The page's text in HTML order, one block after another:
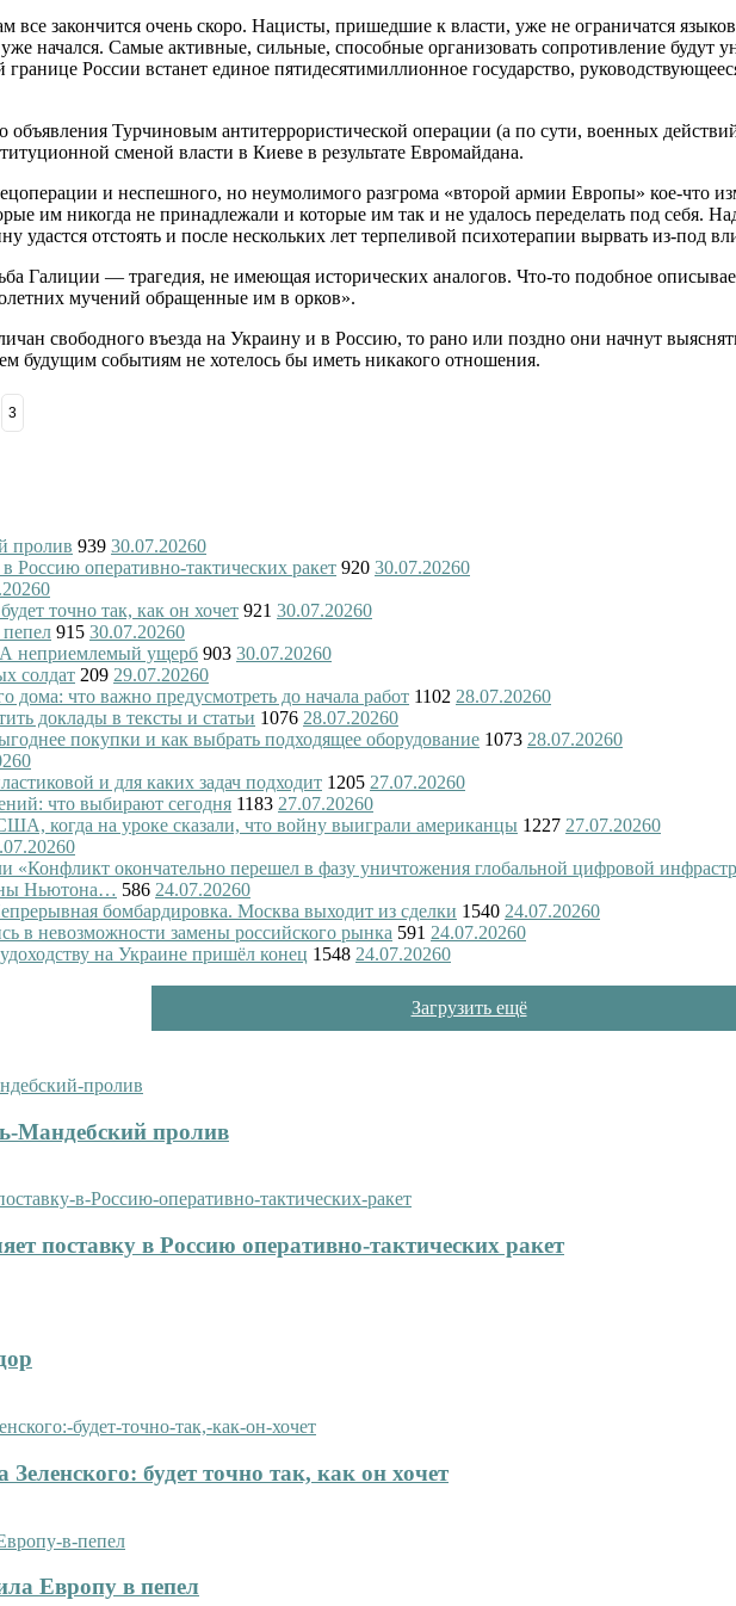
все закончится очень скоро. Нацисты, пришедшие к власти, уже не ограничатся
начался. Самые активные, сильные, способные организовать сопротивление
России встанет единое пятидесятимиллионное государство,
объявления Турчиновым антитеррористической операции (а по сути, военных
сменой власти в Киеве в результате Евромайдана.
и неспешного, но неумолимого разгрома «второй армии Европы» кое-что
им никогда не принадлежали и которые им так и не удалось переделать под
удастся отстоять и после нескольких лет терпеливой психотерапии вырвать из-под
Галиции — трагедия, не имеющая исторических аналогов. Что-то подобное
мучений обращенные им в орков».
свободного въезда на Украину и в Россию, то рано или поздно они начнут
будущим событиям не хотелось бы иметь никакого отношения.
3
пролив 939 30.07.20260
Россию оперативно-тактических ракет 920 30.07.20260
0
точно так, как он хочет 921 30.07.20260
915 30.07.20260
неприемлемый ущерб 903 30.07.20260
солдат 209 29.07.20260
дома: что важно предусмотреть до начала работ 1102 28.07.20260
доклады в тексты и статьи 1076 28.07.20260
покупки и как выбрать подходящее оборудование 1073 28.07.20260
0
и для каких задач подходит 1205 27.07.20260
что выбирают сегодня 1183 27.07.20260
когда на уроке сказали, что войну выиграли американцы 1227 27.07.20260
0
«Конфликт окончательно перешел в фазу уничтожения глобальной цифровой
Ньютона… 586 24.07.20260
бомбардировка. Москва выходит из сделки 1540 24.07.20260
в невозможности замены российского рынка 591 24.07.20260
на Украине пришёл конец 1548 24.07.20260
Загрузить ещё
Мандебский пролив
поставку в Россию оперативно-тактических ракет
будет точно так, как он хочет
Европу в пепел